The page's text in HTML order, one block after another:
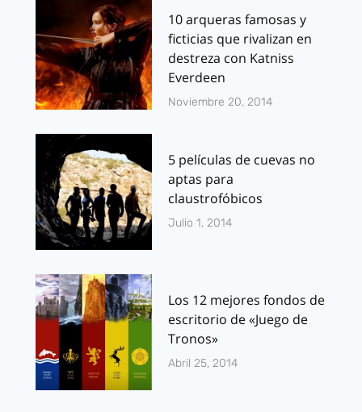
10 arqueras famosas y
ficticias que rivalizan en
destreza con Katniss
Everdeen
Noviembre 20, 2014
5 películas de cuevas no
aptas para
claustrofóbicos
Julio 1, 2014
Los 12 mejores fondos de
escritorio de «Juego de
Tronos»
Abril 25, 2014